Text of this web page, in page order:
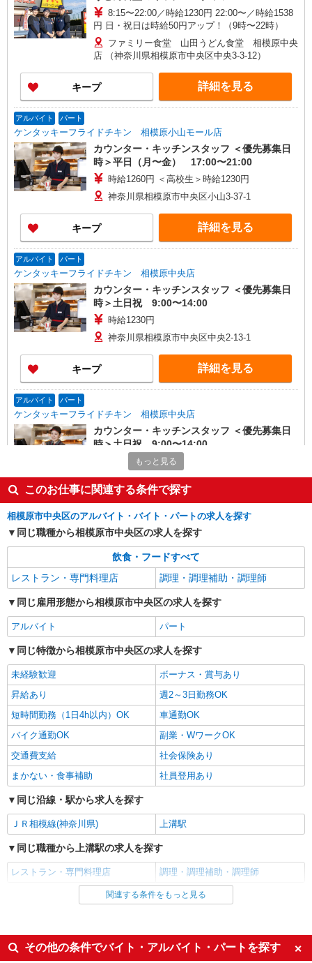
8:15〜22:00／時給1230円 22:00〜／時給1538
円 日・祝日は時給50円アップ！（9時〜22時）
ファミリー食堂 山田うどん食堂 相模原中央
店 （神奈川県相模原市中央区中央3-3-12）
キープ 詳細を見る
アルバイト パート
ケンタッキーフライドチキン 相模原小山モール店
カウンター・キッチンスタッフ ＜優先募集日
時＞平日（月〜金） 17:00〜21:00
時給1260円 ＜高校生＞時給1230円
神奈川県相模原市中央区小山3-37-1
キープ 詳細を見る
アルバイト パート
ケンタッキーフライドチキン 相模原中央店
カウンター・キッチンスタッフ ＜優先募集日
時＞土日祝 9:00〜14:00
時給1230円
神奈川県相模原市中央区中央2-13-1
キープ 詳細を見る
アルバイト パート
ケンタッキーフライドチキン 相模原中央店
カウンター・キッチンスタッフ ＜優先募集日
時＞土日祝 9:00〜14:00
時給1230円
神奈川県相模原市中央区中央2-13-1
キープ 詳細を見る
ケンタッキーフライドチキン 相模原小山モール店
カウンター・キッチンスタッフ ＜優先募集日
時＞平日（月〜金） 17:00〜21:00
時給1260円 ＜高校生＞時給1230円
神奈川県相模原市中央区小山3-37-1
キープ 詳細を見る
アルバイト
SOMPOケア ラヴィーレ 淵野辺
調理・食器洗浄・発注
時給1290円〜1440円 ※経験等による ★早朝時
給（5:00〜8:00）時給＋100円 ★希望収入があり
ましたら、ご相談いただければ希望条件に合うか
の確認もいたします。 ★時間外手当別途支給 ★上
記金額は働きがい向上手当を含みます。 ★働きが
い向上手当※26年6月改定（地域により異なる）
社会保険加入者は更に＋50円
神奈川県相模原市中央区淵野辺3丁目2-24
詳細を見る
正社員
コンパスグループ・ジャパン株式会社 66112_f
調理師【正社員】
月給27万円〜32万円 試用期間中 月給27万円〜
32万円(試用期間3ヶ月) 残業が発生した場合、残業
代を1分単位で別途支給します。 ※給与は経験や
前職給与に応じて決定します。
上溝ジョイフルホームそよ風 （神奈川県相模
キープ 詳細を見る
もっと見る
このお仕事に関連する条件で探す
相模原市中央区のアルバイト・バイト・パートの求人を探す
同じ職種から相模原市中央区の求人を探す
飲食・フードすべて
レストラン・専門料理店
調理・調理補助・調理師
同じ雇用形態から相模原市中央区の求人を探す
アルバイト パート
同じ特徴から相模原市中央区の求人を探す
未経験歓迎
ボーナス・賞与あり
昇給あり
週2～3日勤務OK
短時間勤務（1日4h以内）OK
車通勤OK
バイク通勤OK
副業・WワークOK
交通費支給
社会保険あり
まかない・食事補助
社員登用あり
同じ沿線・駅から求人を探す
ＪＲ相模線(神奈川県) 上溝駅
同じ職種から上溝駅の求人を探す
レストラン・専門料理店 調理・調理補助・調理師
同じ雇用形態から上溝駅の求人を探す
同じ特徴から上溝駅の求人を探す
関連する条件をもっと見る
その他の条件でバイト・アルバイト・パートを探す